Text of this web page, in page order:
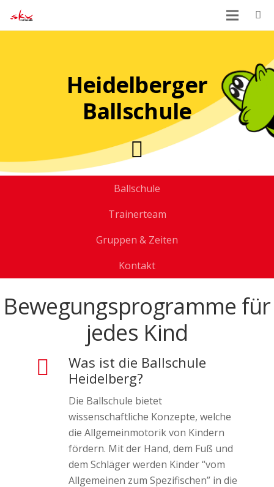
Heidelberger
Ballschule
Ballschule
Trainerteam
Gruppen & Zeiten
Kontakt
Bewegungsprogramme für
jedes Kind
Was ist die Ballschule
Heidelberg?
Die Ballschule bietet
wissenschaftliche Konzepte, welche
die Allgemeinmotorik von Kindern
fördern. Mit der Hand, dem Fuß und
dem Schläger werden Kinder “vom
Allgemeinen zum Spezifischen” in die